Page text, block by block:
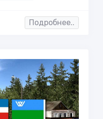
Подробнее..